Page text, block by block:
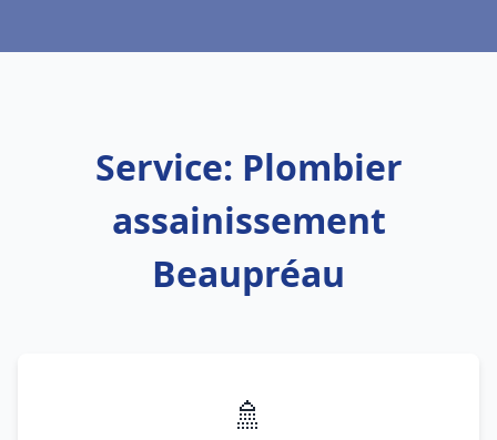
Service: Plombier
assainissement
Beaupréau
🚿